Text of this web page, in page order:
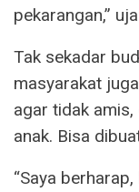
pekarangan,”
Tak sekadar
masyarakat
agar tidak
anak. Bisa
“Saya